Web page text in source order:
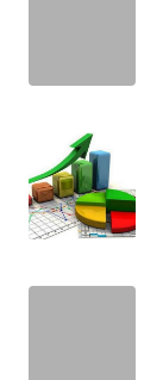
PAKPAK
WN
KARAWANG
WN